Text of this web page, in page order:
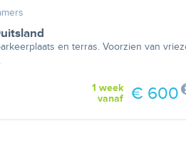
en terras. Voorzien van
1 week
vanaf
€ 600